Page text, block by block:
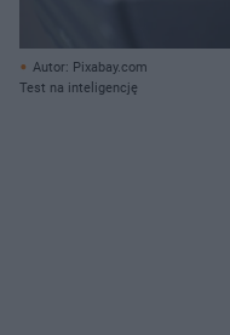
Autor: Pixabay.com
Test na inteligencję